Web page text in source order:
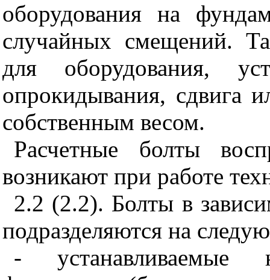
оборудования на
случайных смещений.
для оборудования,
опрокидывания, сдвига
собственным весом.
Расчетные болты
возникают при работе
2.2 (2.2). Болты в
подразделяются на
- устанавливаемые